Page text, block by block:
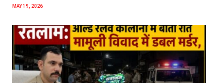
MAY 19, 2026